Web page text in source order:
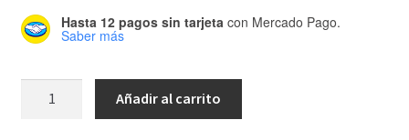
Hasta 12 pagos sin tarjeta con Mercado Pago.
Saber más
Añadir al carrito